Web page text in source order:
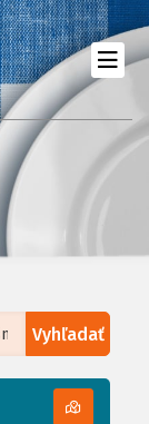
Vyhľadať
OpenStreetMap